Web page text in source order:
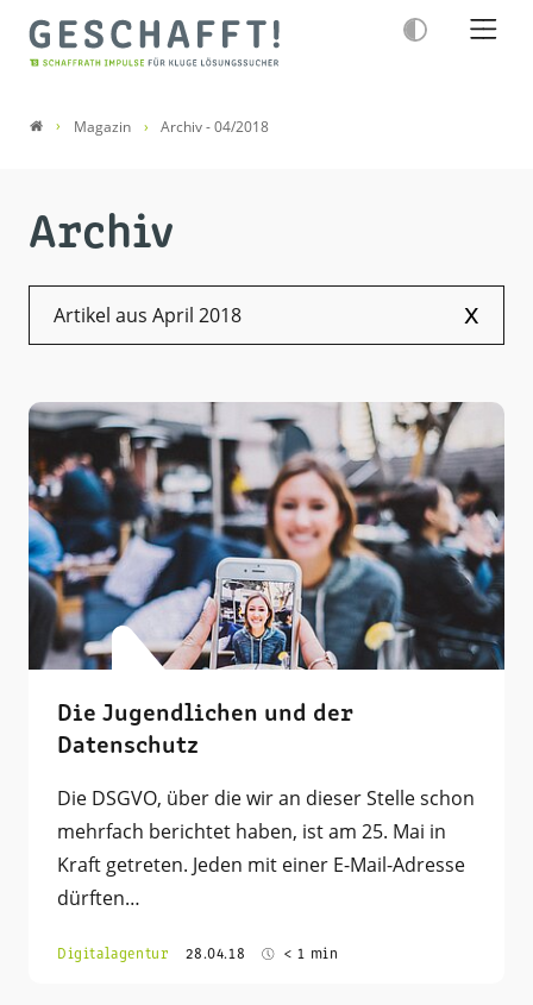
Magazin Archiv - 04/2018
Archiv
Artikel aus April 2018 x
Die Jugendlichen und der
Datenschutz
Die DSGVO, über die wir an dieser Stelle schon
mehrfach berichtet haben, ist am 25. Mai in
Kraft getreten. Jeden mit einer E-Mail-Adresse
dürften…
Digitalagentur 28.04.18 < 1 min